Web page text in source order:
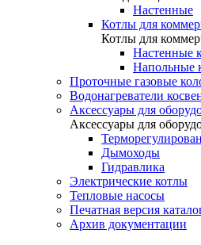
Настенные
Котлы для
Котлы для
Настенные
Напольные
Проточные газовые
Водонагреватели
Аксессуары для
Аксессуары для
Дымоходы
Гидравлика
Электрические котлы
Тепловые насосы
Печатная версия
Архив документации